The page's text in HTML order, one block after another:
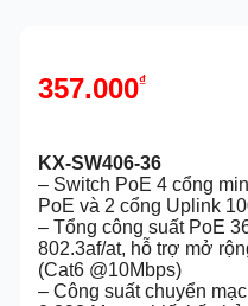
357.000₫
KX-SW406-36
– Switch PoE 4 cổng
PoE và 2 cổng Uplink
– Tổng công suất PoE
802.3af/at, hỗ trợ mở
(Cat6 @10Mbps)
– Công suất chuyển